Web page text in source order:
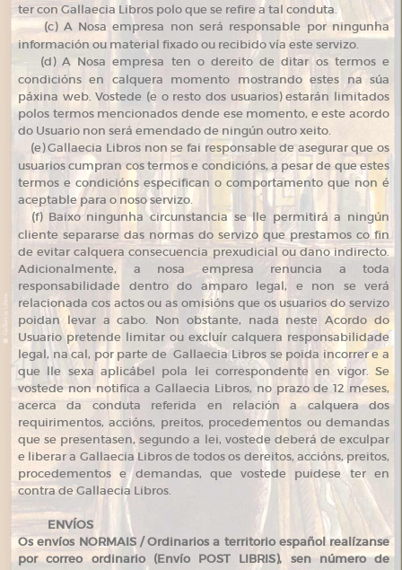
ter con Gallaecia Libros polo que se refire a tal conduta.
(c) A Nosa empresa non será responsable por ningunha
información ou material fixado ou recibido vía este servizo.
(d) A Nosa empresa ten o dereito de ditar os termos e
condicións en calquera momento mostrando estes na súa
páxina web. Vostede (e o resto dos usuarios) estarán limitados
polos termos mencionados dende ese momento, e este acordo
do Usuario non será emendado de ningún outro xeito.
(e) Gallaecia Libros non se fai responsable de asegurar que os
usuarios cumpran cos termos e condicións, a pesar de que estes
termos e condicións especifican o comportamento que non é
aceptable para o noso servizo.
(f) Baixo ningunha circunstancia se lle permitirá a ningún
cliente separarse das normas do servizo que prestamos co fin
de evitar calquera consecuencia prexudicial ou dano indirecto.
Adicionalmente, a nosa empresa renuncia a toda
responsabilidade dentro do amparo legal, e non se verá
relacionada cos actos ou as omisións que os usuarios do servizo
poidan levar a cabo. Non obstante, nada neste Acordo do
Usuario pretende limitar ou excluír calquera responsabilidade
legal, na cal, por parte de Gallaecia Libros se poida incorrer e a
que lle sexa aplicábel pola lei correspondente en vigor. Se
vostede non notifica a Gallaecia Libros, no prazo de 12 meses,
acerca da conduta referida en relación a calquera dos
requirimentos, accións, preitos, procedementos ou demandas
que se presentasen, segundo a lei, vostede deberá de exculpar
e liberar a Gallaecia Libros de todos os dereitos, accións, preitos,
procedementos e demandas, que vostede puidese ter en
contra de Gallaecia Libros.
ENVÍOS
Os envíos NORMAIS / Ordinarios a territorio español realízanse
por correo ordinario (Envío POST LIBRIS), sen número de